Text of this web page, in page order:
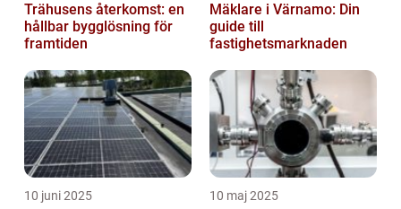
Trähusens återkomst: en
hållbar bygglösning för
framtiden
Mäklare i Värnamo: Din
guide till
fastighetsmarknaden
10 juni 2025 10 maj 2025